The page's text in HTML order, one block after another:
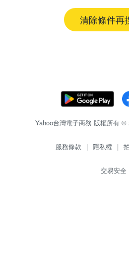
清除條件再
Yahoo台灣電子商務 版權所有 ©
服務條款 | 隱私權 |
交易安全